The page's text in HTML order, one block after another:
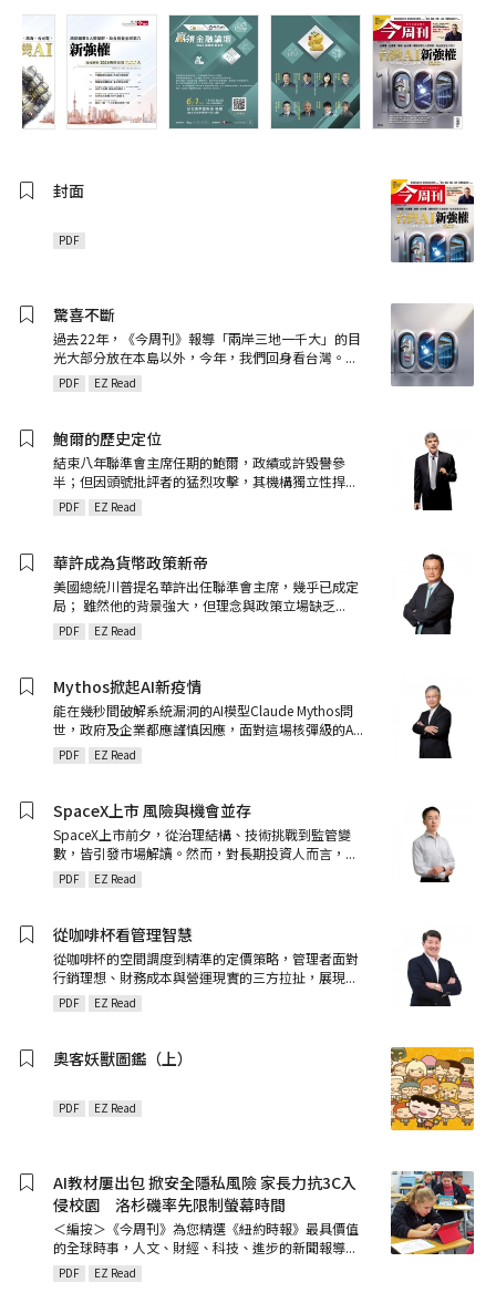
封面
PDF
驚喜不斷
過去22年，《今周刊》報導「兩岸三地一千大」的目
光大部分放在本島以外，今年，我們回身看台灣。 ...
PDF EZ Read
鮑爾的歷史定位
結束八年聯準會主席任期的鮑爾，政績或許毀譽參
半；但因頭號批評者的猛烈攻擊，其機構獨立性捍...
PDF EZ Read
華許成為貨幣政策新帝
美國總統川普提名華許出任聯準會主席，幾乎已成定
局； 雖然他的背景強大，但理念與政策立場缺乏...
PDF EZ Read
Mythos掀起AI新疫情
能在幾秒間破解系統漏洞的AI模型Claude Mythos問
世，政府及企業都應謹慎因應，面對這場核彈級的A...
PDF EZ Read
SpaceX上市 風險與機會並存
SpaceX上市前夕，從治理結構、技術挑戰到監管變
數，皆引發市場解讀。然而，對長期投資人而言， ...
PDF EZ Read
從咖啡杯看管理智慧
從咖啡杯的空間調度到精準的定價策略，管理者面對
行銷理想、財務成本與營運現實的三方拉扯，展現...
PDF EZ Read
奧客妖獸圖鑑（上）
PDF EZ Read
AI教材屢出包 掀安全隱私風險 家長力抗3C入
侵校園 洛杉磯率先限制螢幕時間
＜編按＞《今周刊》為您精選《紐約時報》最具價值
的全球時事，人文、財經、科技、進步的新聞報導...
PDF EZ Read